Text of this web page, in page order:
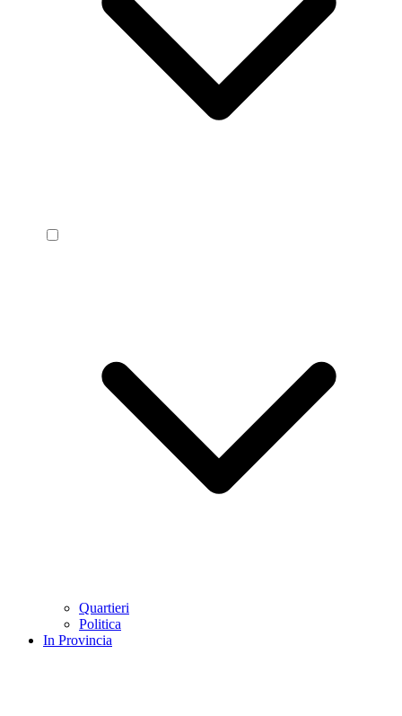
Quartieri
Politica
In Provincia